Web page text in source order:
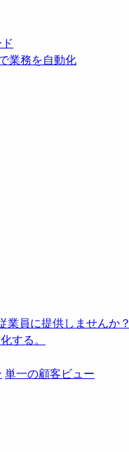
業務を自動化
業員に提供しませんか？
する。
単一の顧客ビュー